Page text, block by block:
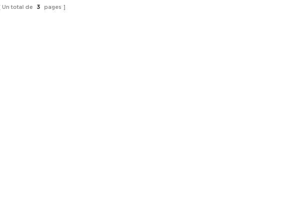
Un total de 3 pages